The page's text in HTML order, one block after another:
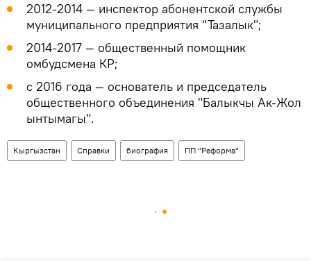
2012-2014 — инспектор абонентской службы
муниципального предприятия "Тазалык";
2014-2017 — общественный помощник
омбудсмена КР;
с 2016 года — основатель и председатель
общественного объединения "Балыкчы Ак-Жол
ынтымагы".
Кыргызстан Справки биография ПП "Реформа"